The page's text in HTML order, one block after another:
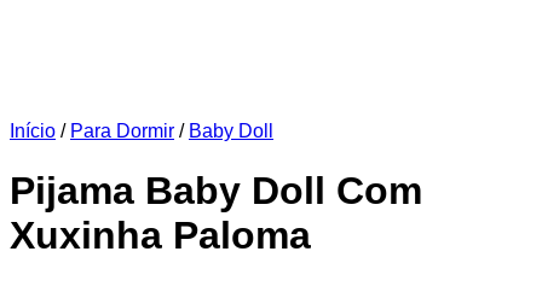
Início / Para Dormir / Baby Doll
Pijama Baby Doll Com
Xuxinha Paloma